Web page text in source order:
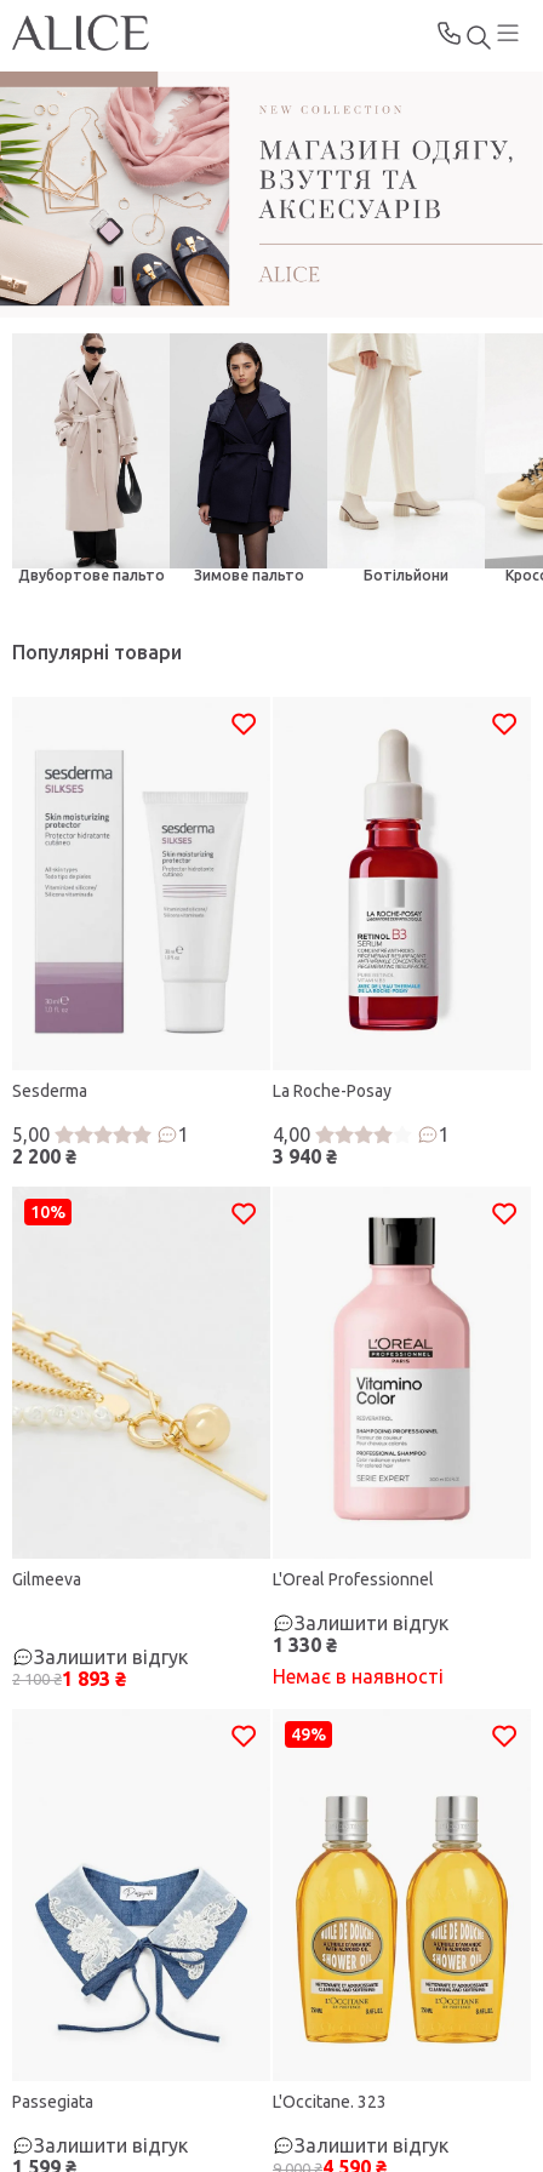
Двубортове пальто Зимове пальто Ботільйони
Популярні товари
Sesderma
5,00
1
2 200 ₴
La Roche-Posay
4,00
1
3 940 ₴
10%
Gilmeeva
Залишити відгук
2 100 ₴1 893 ₴
L'Oreal Professionnel
Залишити відгук
1 330 ₴
Немає в наявності
Passegiata
Залишити відгук
1 599 ₴
49%
L'Occitane. 323
Залишити відгук
9 000 ₴4 590 ₴